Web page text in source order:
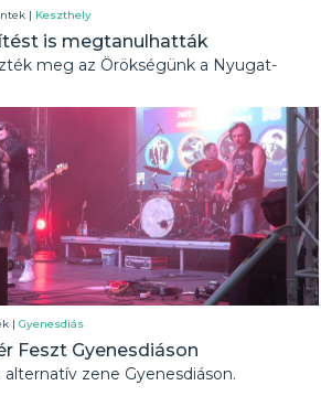
| Keszthely
is megtanulhatták
meg az Örökségünk a Nyugat-
|Gyenesdiás
Feszt Gyenesdiáson
zene Gyenesdiáson.